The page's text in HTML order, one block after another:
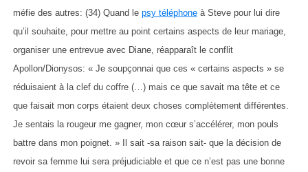
méfie des autres: (34) Quand le psy téléphoneà Steve pour lui dire
qu’il souhaite, pour mettre au point certains aspects de leur mariage,
organiser une entrevue avec Diane, réapparaît le conflit
Apollon/Dionysos: « Je soupçonnai que ces « certains aspects » se
réduisaient à la clef du coffre (…) mais ce que savait ma tête et ce
que faisait mon corps étaient deux choses complètement différentes.
Je sentais la rougeur me gagner, mon cœur s’accélérer, mon pouls
battre dans mon poignet. » Il sait -sa raison sait- que la décision de
revoir sa femme lui sera préjudiciable et que ce n’est pas une bonne